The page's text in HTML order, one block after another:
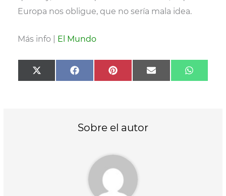
Europa nos obligue, que no sería mala idea.
Más info | El Mundo
Compartir
en
X
(
Compartir
en
F
a
o
k
Compartir
en
P
i
e
s
Compartir
en
E
m
en
W
h
Sobre el autor